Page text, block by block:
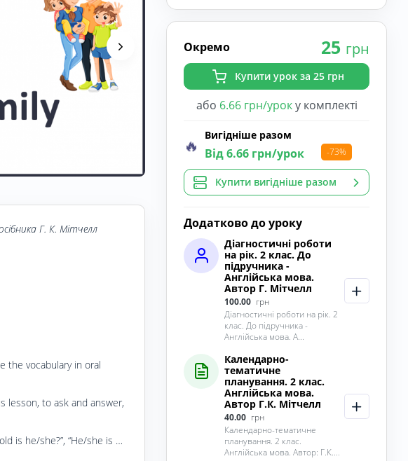
Г. К. Мітчелл
the vocabulary in oral
lesson, to ask and answer,
old is he/she?”, “He/she is …
Окремо 25 грн
Купити урок за 25 грн
або 6.66 грн/уроку комплекті
🔥 Вигідніше разом
Від 6.66 грн/урок -73%
Купити вигідніше разом
Додатково до уроку
Діагностичні роботи
на рік. 2 клас. До
підручника -
Англійська мова.
Автор Г. Мітчелл
100.00 грн
Діагностичні роботи на рік. 2
клас. До підручника -
Англійська мова. А...
Календарно-
тематичне
планування. 2 клас.
Англійська мова.
Автор Г.К. Мітчелл
40.00 грн
Календарно-тематичне
планування. 2 клас.
Англійська мова. Автор: Г.К....